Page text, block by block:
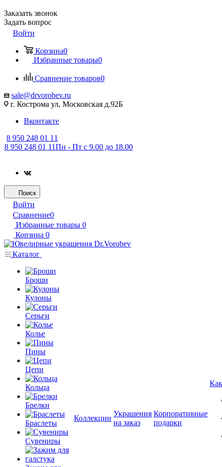
Заказать звонок
Задать вопрос
Войти
Корзина0
Избранные товары0
Сравнение товаров0
sale@drvorobev.ru
г. Кострома ул, Московская д.92Б
Вконтакте
8 950 248 01 11
8 950 248 01 11Пн - Пт с 9.00 до 18.00
Поиск
Войти
Сравнение0
Избранные товары 0
Корзина 0
Каталог
Броши
Кулоны
Серьги
Колье
Пины
Цепи
Кольца
Брелки
Браслеты
Сувениры
Коллекции
Украшения
на заказ
Корпоративные
подарки